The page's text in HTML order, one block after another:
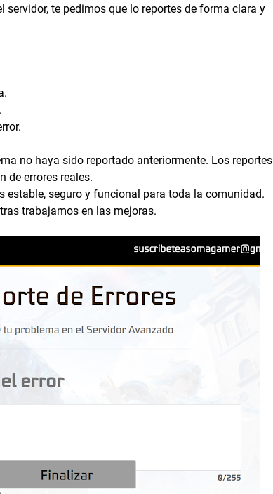
te pedimos que lo reportes de forma clara y
no haya sido reportado anteriormente. Los reportes
de errores reales.
estable, seguro y funcional para toda la comunidad.
trabajamos en las mejoras.